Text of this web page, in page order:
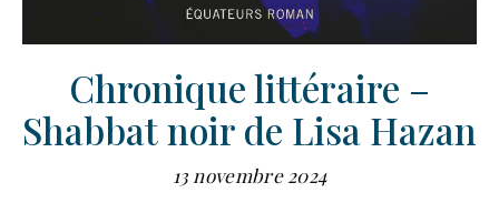
Chronique littéraire –
Shabbat noir de Lisa Hazan
13 novembre 2024